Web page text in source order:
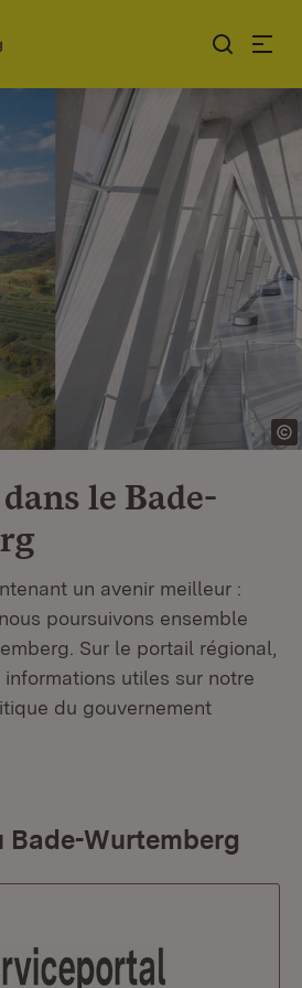
le Bade-
un avenir meilleur :
poursuivons ensemble
Sur le portail régional,
utiles sur notre
du gouvernement
Bade-Wurtemberg